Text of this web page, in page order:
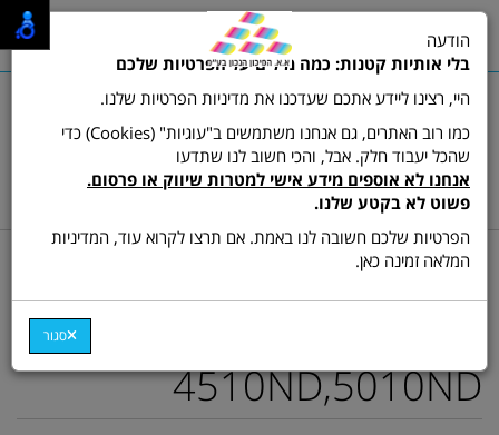
שרות לקוחות ותמיכה:03-9511473
hamikun4u@gmail.com
תפריט
דף בית מתכלים (טונרים ודיו) טונר ש/ל מקורי
טונר מקורי MLT-D307U
למדפסת סמסונג דגם ML-
4510ND,5010ND
הודעה
בלי אותיות קטנות: כמה מילים על הפרטיות שלכם
היי, רצינו ליידע אתכם שעדכנו את מדיניות הפרטיות שלנו.
כמו רוב האתרים, גם אנחנו משתמשים ב"עוגיות" (Cookies) כדי
שהכל יעבוד חלק. אבל, והכי חשוב לנו שתדעו
אנחנו לא אוספים מידע אישי למטרות שיווק או פרסום.
פשוט לא בקטע שלנו.
הפרטיות שלכם חשובה לנו באמת. אם תרצו לקרוא עוד, המדיניות
המלאה זמינה כאן.
סגור